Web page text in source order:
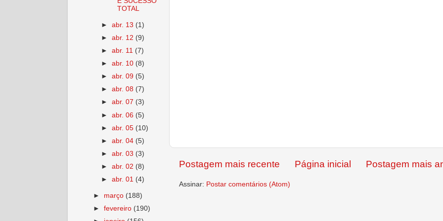
Postagem mais recente Postagem mais
Página inicial
Assinar: Postar comentários (Atom)
TOTAL
►abr. 13 (1)
►abr. 12 (9)
►abr. 11 (7)
►abr. 10 (8)
►abr. 09 (5)
►abr. 08 (7)
►abr. 07 (3)
►abr. 06 (5)
►abr. 05 (10)
►abr. 04 (5)
►abr. 03 (3)
►abr. 02 (8)
►abr. 01 (4)
► março (188)
►fevereiro (190)